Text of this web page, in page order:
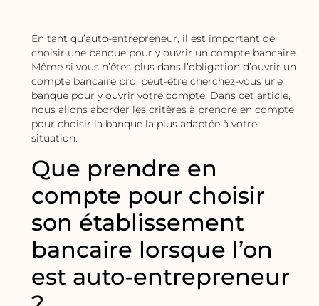
En tant qu’auto-entrepreneur, il est important de
choisir une banque pour y ouvrir un compte bancaire.
Même si vous n’êtes plus dans l’obligation d’ouvrir un
compte bancaire pro, peut-être cherchez-vous une
banque pour y ouvrir votre compte. Dans cet article,
nous allons aborder les critères à prendre en compte
pour choisir la banque la plus adaptée à votre
situation.
Que prendre en
compte pour choisir
son établissement
bancaire lorsque l’on
est auto-entrepreneur